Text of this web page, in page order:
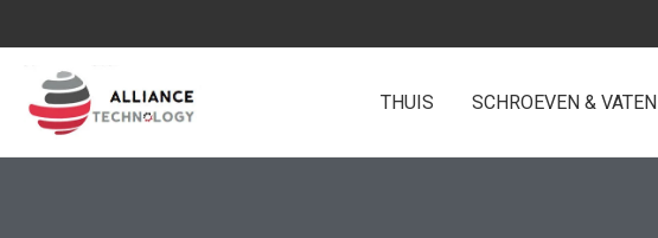
naar
THUIS SCHROEVEN & VATEN